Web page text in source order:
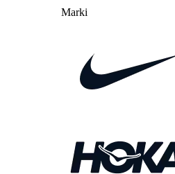
Marki